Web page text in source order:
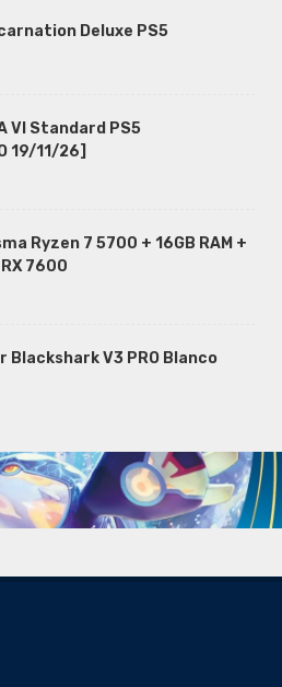
Deluxe PS5
VI Standard PS5
19/11/26]
Ryzen 7 5700 + 16GB RAM +
RX 7600
Blackshark V3 PRO Blanco